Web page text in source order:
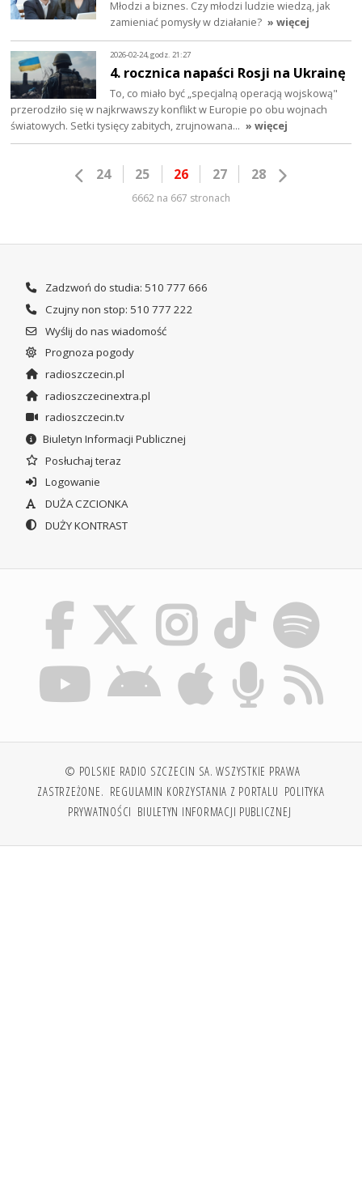
Młodzi a biznes. Czy młodzi ludzie wiedzą, jak
zamieniać pomysły w działanie? » więcej
2026-02-24, godz. 21:27
4. rocznica napaści Rosji na Ukrainę
To, co miało być „specjalną operacją wojskową"
przerodziło się w najkrwawszy konflikt w Europie po obu wojnach
światowych. Setki tysięcy zabitych, zrujnowana… » więcej
24 25 26 27 28
6662 na 667 stronach
Zadzwoń do studia: 510 777 666
Czujny non stop: 510 777 222
Wyślij do nas wiadomość
Prognoza pogody
radioszczecin.pl
radioszczecinextra.pl
radioszczecin.tv
Biuletyn Informacji Publicznej
Posłuchaj teraz
Logowanie
DUŻA CZCIONKA
DUŻY KONTRAST
© POLSKIE RADIO SZCZECIN SA. WSZYSTKIE PRAWA
ZASTRZEŻONE. REGULAMIN KORZYSTANIA Z PORTALU POLITYKA
PRYWATNOŚCI BIULETYN INFORMACJI PUBLICZNEJ